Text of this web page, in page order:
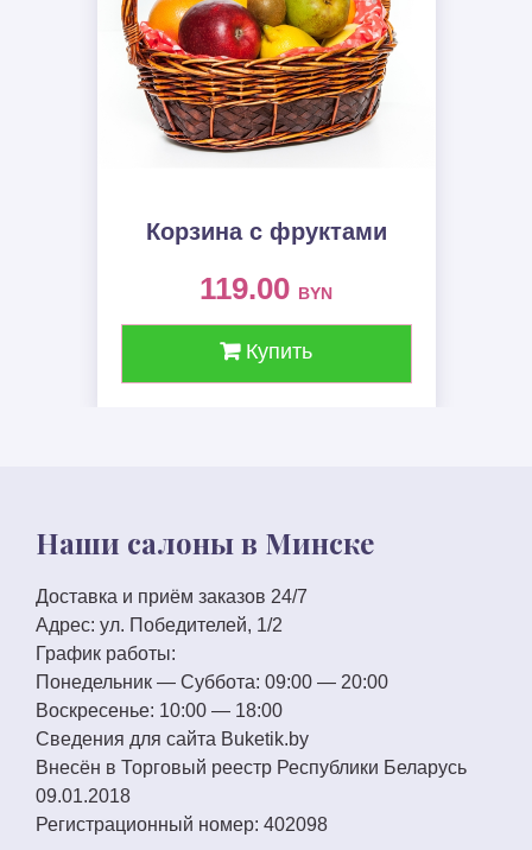
Корзина с фруктами
119.00 BYN
Купить
Наши салоны в Минске
Доставка и приём заказов 24/7
Адрес: ул. Победителей, 1/2
График работы:
Понедельник — Суббота: 09:00 — 20:00
Воскресенье: 10:00 — 18:00
Сведения для сайта Buketik.by
Внесён в Торговый реестр Республики Беларусь
09.01.2018
Регистрационный номер: 402098